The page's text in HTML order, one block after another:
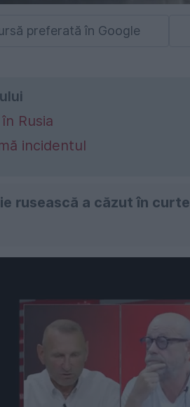
preferată în Google
Rusia
incidentul
rusească a căzut în